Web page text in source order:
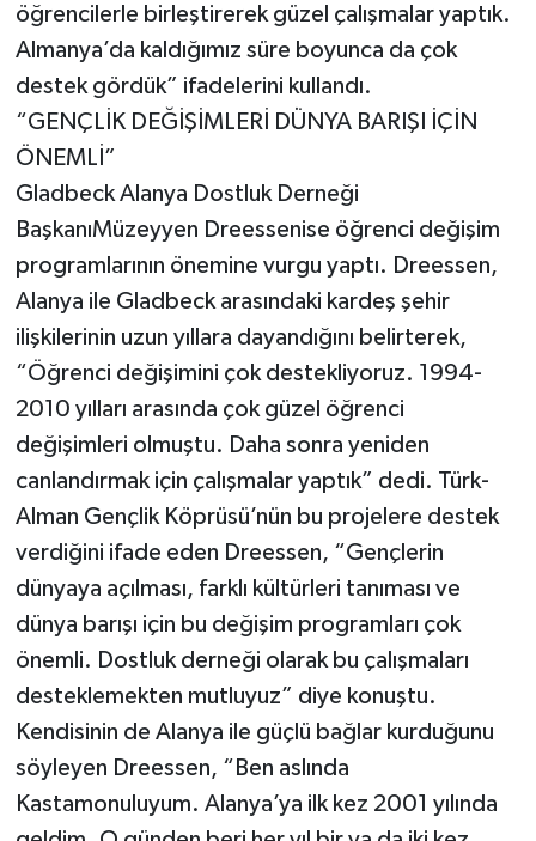
öğrencilerle birleştirerek güzel çalışmalar yaptık.
Almanya’da kaldığımız süre boyunca da çok
destek gördük” ifadelerini kullandı.
“GENÇLİK DEĞİŞİMLERİ DÜNYA BARIŞI İÇİN
ÖNEMLİ”
Gladbeck Alanya Dostluk Derneği
BaşkanıMüzeyyen Dreessenise öğrenci değişim
programlarının önemine vurgu yaptı. Dreessen,
Alanya ile Gladbeck arasındaki kardeş şehir
ilişkilerinin uzun yıllara dayandığını belirterek,
“Öğrenci değişimini çok destekliyoruz. 1994-
2010 yılları arasında çok güzel öğrenci
değişimleri olmuştu. Daha sonra yeniden
canlandırmak için çalışmalar yaptık” dedi. Türk-
Alman Gençlik Köprüsü’nün bu projelere destek
verdiğini ifade eden Dreessen, “Gençlerin
dünyaya açılması, farklı kültürleri tanıması ve
dünya barışı için bu değişim programları çok
önemli. Dostluk derneği olarak bu çalışmaları
desteklemekten mutluyuz” diye konuştu.
Kendisinin de Alanya ile güçlü bağlar kurduğunu
söyleyen Dreessen, “Ben aslında
Kastamonuluyum. Alanya’ya ilk kez 2001 yılında